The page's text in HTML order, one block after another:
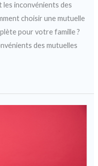
les inconvénients des
choisir une mutuelle
pour votre famille ?
des mutuelles